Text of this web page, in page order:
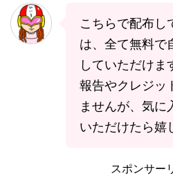
こちらで配布し
は、全て無料で
していただけま
報告やクレジッ
ませんが、気に
いただけたら嬉
スポンサー